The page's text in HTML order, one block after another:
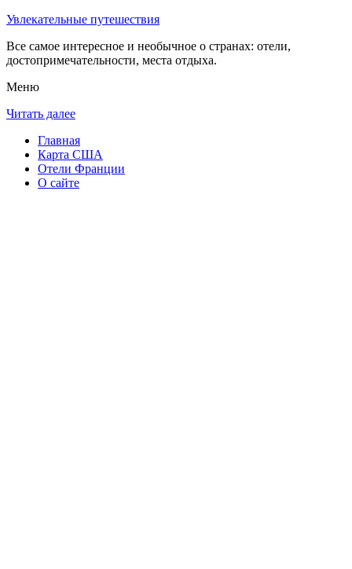
Увлекательные путешествия
Все самое интересное и необычное о странах: отели,
достопримечательности, места отдыха.
Меню
Читать далее
Главная
Карта США
Отели Франции
О сайте